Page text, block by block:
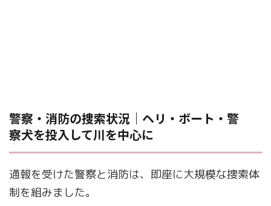
警察・消防の捜索状況｜ヘリ・ボート・警
察犬を投入して川を中心に
通報を受けた警察と消防は、即座に大規模な捜索体
制を組みました。